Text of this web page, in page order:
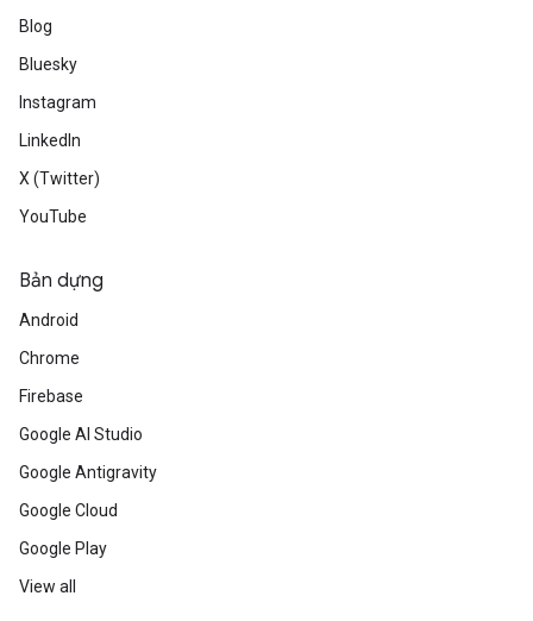
Blog
Bluesky
Instagram
LinkedIn
X (Twitter)
YouTube
Bản dựng
Android
Chrome
Firebase
Google AI Studio
Google Antigravity
Google Cloud
Google Play
View all